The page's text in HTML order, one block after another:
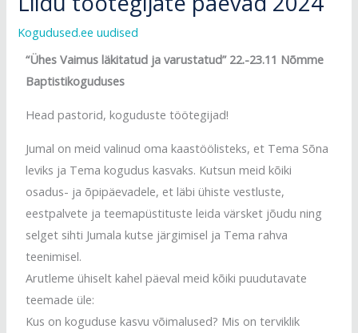
Kogudused.ee uudised
“Ühes Vaimus läkitatud ja varustatud” 22.-23.11 Nõmme
Baptistikoguduses
Head pastorid, koguduste töötegijad!
Jumal on meid valinud oma kaastöölisteks, et Tema Sõna
leviks ja Tema kogudus kasvaks. Kutsun meid kõiki
osadus- ja õpipäevadele, et läbi ühiste vestluste,
eestpalvete ja teemapüstituste leida värsket jõudu ning
selget sihti Jumala kutse järgimisel ja Tema rahva
teenimisel.
Arutleme ühiselt kahel päeval meid kõiki puudutavate
teemade üle:
Kus on koguduse kasvu võimalused? Mis on terviklik